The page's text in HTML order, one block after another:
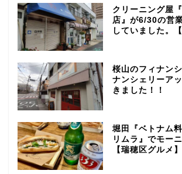
クリーニング屋
店』が6/30の営
していました。
桜山のフィナン
ナンシェリーア
きました！！
堀田『ベトナム
リムラ』でモー
【瑞穂区グルメ】